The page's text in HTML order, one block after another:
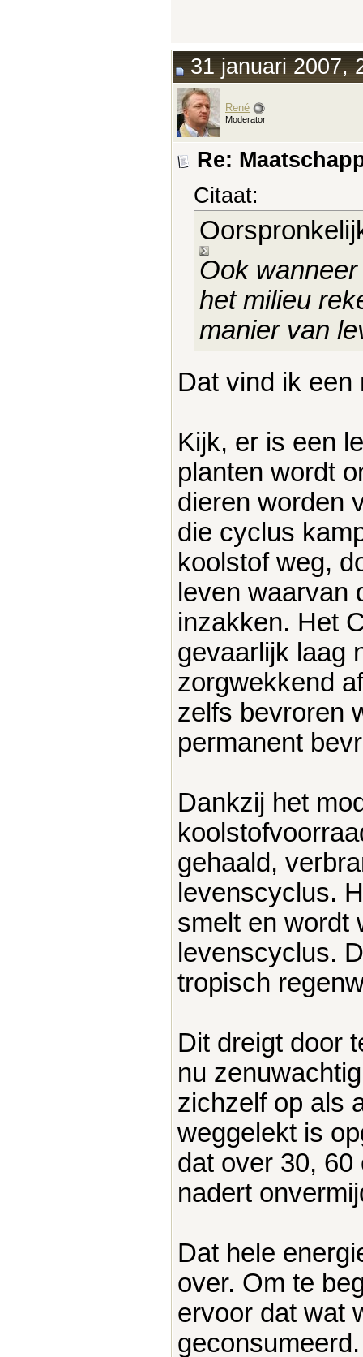
31 januari 2007,
René
Moderator
Re:
Citaat:
Ook
het milieu
manier van
Dat vind ik een
Kijk, er is een
planten wordt
dieren worden
die cyclus
koolstof weg,
leven waarvan
inzakken. Het
gevaarlijk laag
zorgwekkend
zelfs bevroren
permanent
Dankzij het
gehaald,
levenscyclus.
smelt en wordt
levenscyclus.
tropisch
Dit dreigt door
nu
zichzelf op als
weggelekt is
dat over 30, 60
nadert
Dat hele
over. Om te
ervoor dat wat